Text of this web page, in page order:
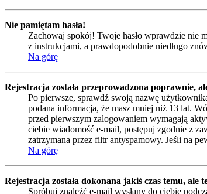
Nie pamiętam hasła!
Zachowaj spokój! Twoje hasło wprawdzie nie
z instrukcjami, a prawdopodobnie niedługo
Na górę
Rejestracja została przeprowadzona poprawnie,
Po pierwsze, sprawdź swoją nazwę
podana informacja, że masz mniej niż 13 lat.
przed pierwszym zalogowaniem wymagają
ciebie wiadomość e-mail, postępuj zgodnie z
zatrzymana przez filtr antyspamowy. Jeśli na
Na górę
Rejestracja została dokonana jakiś czas temu, ale
Spróbuj znaleźć e-mail wysłany do ciebie